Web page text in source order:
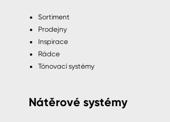
Sortiment
Prodejny
Inspirace
Rádce
Tónovací systémy
Nátěrové systémy